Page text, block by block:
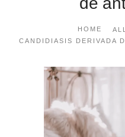
HOME
CANDIDIASIS DERIVADA